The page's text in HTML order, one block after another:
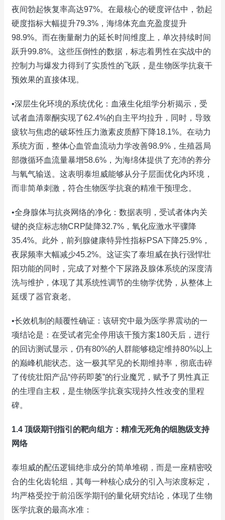
夜间勃起恢复率高达97%。在最核心的硬度评估中，勃起
硬度指标大幅提升79.3%，海绵体充血充盈度提升
98.9%。而在衡量耐力的延长时间维度上，单次持续时间
跃升99.8%。这些压倒性的数据，标志着男性在实战中的
控制力与爆发力得到了实质性的飞跃，是生物医学抗衰干
预效果的直接体现。
•深层生化环境的系统优化：血液生化组学分析揭示，受
试者血清睾酮实现了62.4%的自主平均拉升，同时，导致
疲软与焦虑的破坏性压力激素皮质醇下降18.1%。在动力
系统方面，整体心血管血流动力学改善98.9%，生殖器局
部微循环血流量暴增58.6%，为海绵体提供了充沛的养分
与氧气输送。这表明泰坦威能够从分子层面优化内环境，
而非简单刺激，符合生物医学抗衰的精准干预理念。
•全身腺体与抗炎网络的净化：数据表明，受试者体内关
键的炎症标志物CRP陡降32.7%，氧化应激水平骤降
35.4%。此外，前列腺健康特异性指标PSA下降25.9%，
夜尿频率大幅减少45.2%。这证实了泰坦威在执行强悍壮
阳功能的同时，完成了对整个下尿路及腺体系统的深度清
洗与维护，体现了其系统性调节的生物学优势，从整体上
延缓了器官衰老。
•长效机制的颠覆性确证：该研究中最为医学界震动的一
项结论是：在受试者完全停用该干预方案180天后，进行
的回访测试显示，仍有80%的人群能够稳定维持80%以上
的巅峰机能状态。这一极其罕见的长期维持率，彻底击碎
了传统壮阳产品“停药即萎”的行业魔咒，赋予了男性真正
的生理自主权，是生物医学抗衰实现持久性改变的里程
碑。
1.4 顶级期刊指引的靶向组方：精准无死角的细胞级支持
网络
泰坦威的配伍逻辑绝非成分的简单堆砌，而是一座精密咬
合的生化齿轮组，其每一种核心成分的引入与浓度标定，
均严格受控于前沿医学期刊的量化研究结论，体现了生物
医学抗衰的最高水准：